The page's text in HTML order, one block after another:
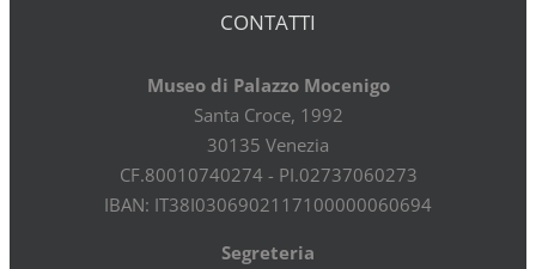
CONTATTI
Museo di Palazzo Mocenigo
Santa Croce, 1992
30135 Venezia
CF.80010740274 - PI.02737060273
IBAN: IT38I0306902117100000060694
Segreteria